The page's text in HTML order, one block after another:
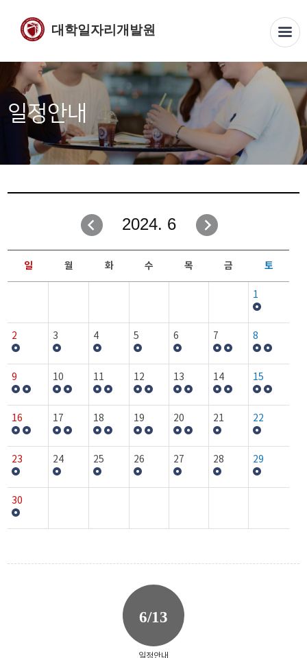
대학일자리개발원
일정안내
2024. 6
일 월 화 수 목 금 토
1
2 3 4 5 6 7 8
9 10 11 12 13 14 15
16 17 18 19 20 21 22
23 24 25 26 27 28 29
30
6/13
일정안내